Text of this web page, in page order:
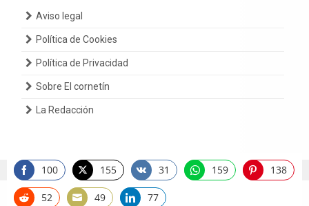
Aviso legal
Política de Cookies
Política de Privacidad
Sobre El cornetín
La Redacción
Copyright 2022 by El Cornetín de Gondor
100
Share
on
155
Share
on
31
Share
on
159
Share
138
Share
52 49 77